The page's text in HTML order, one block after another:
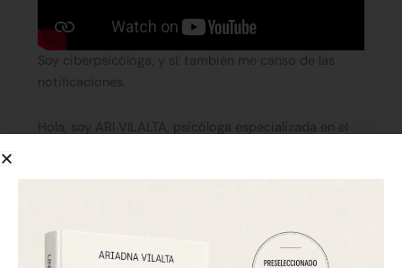
Soy ciberpsicóloga, y sí: también me canso de las
notificaciones.
Hola, soy ARI VILALTA, psicóloga especializada en el
siempre conectadas, con parejas que no saben cómo
manejar los celos digitales, y con familias que se